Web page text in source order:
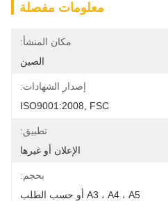
معلومات مفصلة
مكان المنشأ:
الصين
إصدار الشهادات:
ISO9001:2008, FSC
تطبيق:
الإعلان أو غيرها
بحجم:
A3 ، A4 ، A5 أو حسب الطلب